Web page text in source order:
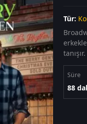
Tür:
tanışır.
Süre
88